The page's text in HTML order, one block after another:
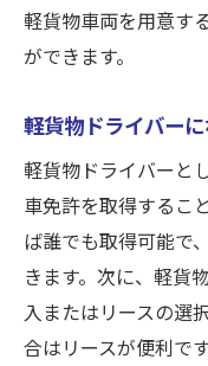
軽貨物車両を用意す
ができます。
軽貨物ドライバー
軽貨物ドライバーと
車免許を取得するこ
ば誰でも取得可能で
きます。次に、軽貨
入またはリースの選
合はリースが便利で